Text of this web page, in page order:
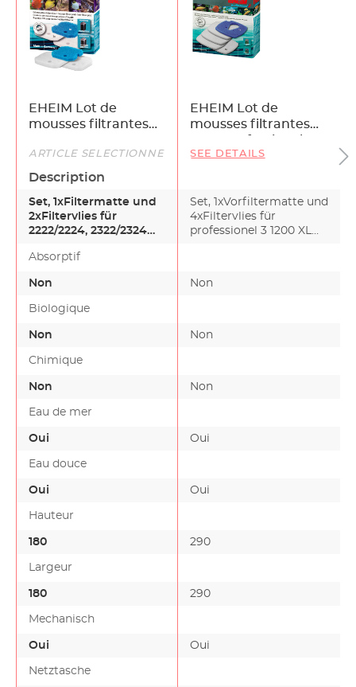
EHEIM Lot de
mousses filtrantes
eXperience/professionel
150, 250 und 250T
EHEIM Lot de
mousses filtrantes
pour professionel 3
1200 XL und 1200 XLT
ARTICLE SÉLECTIONNÉ SEE DETAILS
Description
Set, 1xFiltermatte und
2xFiltervlies für
2222/2224, 2322/2324
u…
Set, 1xVorfiltermatte und
4xFiltervlies für
professionel 3 1200 XL
Absorptif
Non Non
Biologique
Non Non
Chimique
Non Non
Eau de mer
Oui Oui
Eau douce
Oui Oui
Hauteur
180 290
Largeur
180 290
Mechanisch
Oui Oui
Netztasche